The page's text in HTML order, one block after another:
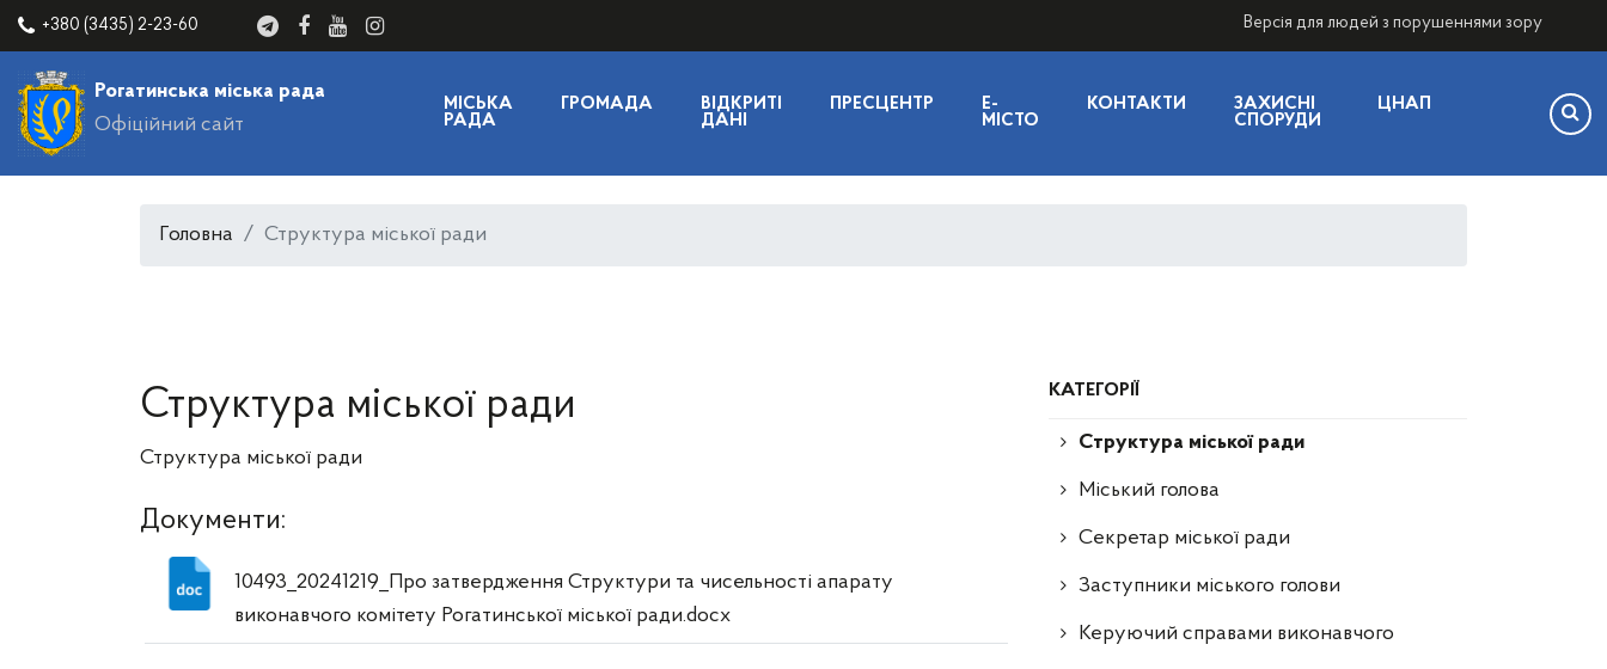
+380 (3435) 2-23-60 Версія для людей з порушеннями зору
Рогатинська міська рада
Офіційний сайт
МІСЬКА
РАДА
ГРОМАДА
ВІДКРИТІ
ДАНІ
ПРЕСЦЕНТР
E-
МІСТО
КОНТАКТИ
ЗАХИСНІ
СПОРУДИ
ЦНАП
Головна Структура міської ради
Структура міської ради
Структура міської ради
Документи:
10493_20241219_Про затвердження Структури та чисельності апарату
виконавчого комітету Рогатинської міської ради.docx
КАТЕГОРІЇ
Структура міської ради
Міський голова
Секретар міської ради
Заступники міського голови
Керуючий справами виконавчого